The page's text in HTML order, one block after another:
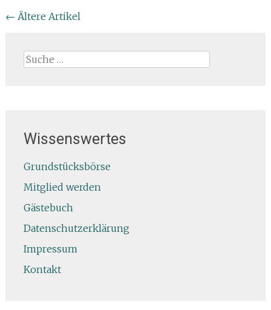
Beitragsnavigation
← Ältere Artikel
Suche
nach:
Wissenswertes
Grundstücksbörse
Mitglied werden
Gästebuch
Datenschutzerklärung
Impressum
Kontakt